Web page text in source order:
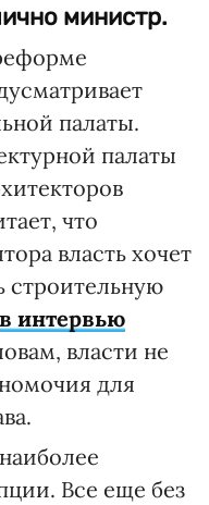
министр.
палаты.
палаты
что
власть хочет
строительную
в интервью
власти не
для
Все еще без